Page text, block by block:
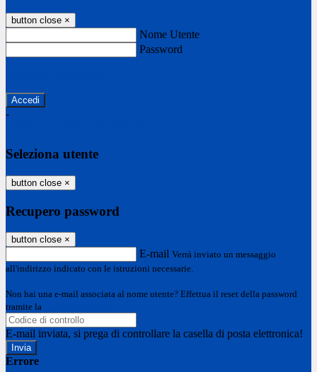
button close ×
Nome Utente
Password
-
Seleziona utente
button close ×
Recupero password
button close ×
E-mail Verrà inviato un messaggio
all'indirizzo indicato con le istruzioni necessarie.
Non hai una e-mail associata al nome utente? Effettua il reset della password
tramite la
E-mail inviata, si prega di controllare la casella di posta elettronica!
Errore